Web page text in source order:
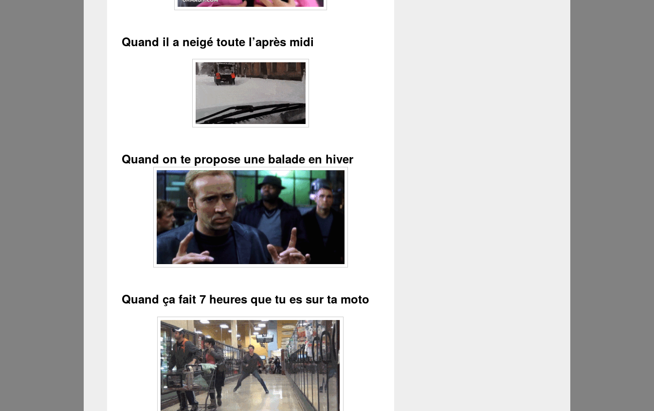
Quand il a neigé toute l’après midi
Quand on te propose une balade en hiver
Quand ça fait 7 heures que tu es sur ta moto